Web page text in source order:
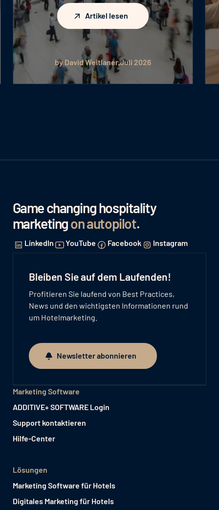
Artikel lesen
Artikel lesen
by David WeitlanerJuli 2026
Game changing hospitality
marketingon autopilot.
LinkedIn YouTube Facebook Instagram
Bleiben Sie auf dem Laufenden!
Profitieren Sie laufend von Best Practices,
News und den wichtigsten Informationen rund
um Hotelmarketing.
Newsletter abonnieren
Newsletter abonnieren
Marketing Software
ADDITIVE+ SOFTWARE Login
Support kontaktieren
Hilfe-Center
Lösungen
Marketing Software für Hotels
Digitales Marketing für Hotels